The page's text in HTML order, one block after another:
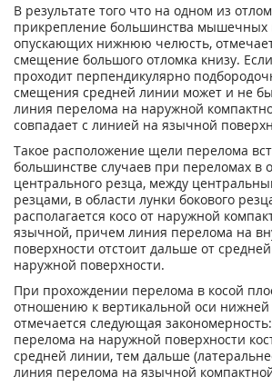
В результате того что на одном из
прикрепление большинства мышечных
опускающих нижнюю челюсть,
смещение большого отломка книзу.
проходит перпендикулярно
смещения средней линии может и не
линия перелома на наружной
совпадает с линией на язычной
Такое расположение щели перелома
большинстве случаев при переломах в
центрального резца, между
резцами, в области лунки бокового
располагается косо от наружной
язычной, причем линия перелома на
поверхности отстоит дальше от
наружной поверхности.
При прохождении перелома в косой
отношению к вертикальной оси
отмечается следующая
перелома на наружной поверхности
средней линии, тем дальше
линия перелома на язычной